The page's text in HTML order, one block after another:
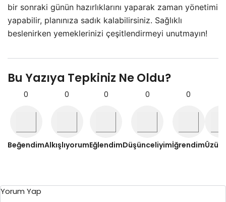
bir sonraki günün hazırlıklarını yaparak zaman yönetimi
yapabilir, planınıza sadık kalabilirsiniz. Sağlıklı
beslenirken yemeklerinizi çeşitlendirmeyi unutmayın!
Bu Yazıya Tepkiniz Ne Oldu?
0
Beğendim
0
Alkışlıyorum
0
Eğlendim
0
Düşünceliyim
0
İğrendim
Yorum Yap